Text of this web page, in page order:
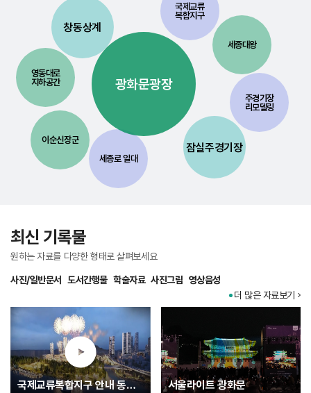
영동대로
지하공간
세종로 일대
주경기장
리모델링
이순신장군
창동상계
광화문광장
국제교류
복합지구
세종대왕
잠실주경기장
최신 기록물
원하는 자료를 다양한 형태로 살펴보세요
더 많은 자료보기
사진/일반문서 도서간행물 학술자료 사진그림 영상음성
국제교류복합지구 안내 동영상 서울라이트 광화문